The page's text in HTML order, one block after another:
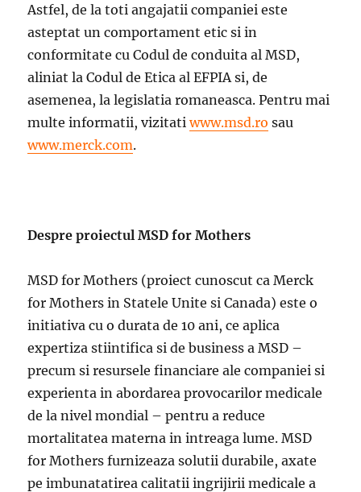
Astfel, de la toti angajatii companiei este
asteptat un comportament etic si in
conformitate cu Codul de conduita al MSD,
aliniat la Codul de Etica al EFPIA si, de
asemenea, la legislatia romaneasca. Pentru mai
multe informatii, vizitatiwww.msd.ro sau
www.merck.com.
Despre proiectul MSD for Mothers
MSD for Mothers (proiect cunoscut ca Merck
for Mothers in Statele Unite si Canada) este o
initiativa cu o durata de 10 ani, ce aplica
expertiza stiintifica si de business a MSD –
precum si resursele financiare ale companiei si
experienta in abordarea provocarilor medicale
de la nivel mondial – pentru a reduce
mortalitatea materna in intreaga lume. MSD
for Mothers furnizeaza solutii durabile, axate
pe imbunatatirea calitatii ingrijirii medicale a